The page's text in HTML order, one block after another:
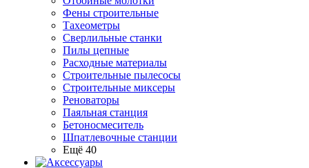
Фены строительные
Тахеометры
Сверлильные станки
Пилы цепные
Расходные материалы
Строительные пылесосы
Строительные миксеры
Реноваторы
Паяльная станция
Бетоносмеситель
Шпатлевочные станции
Ещё 40